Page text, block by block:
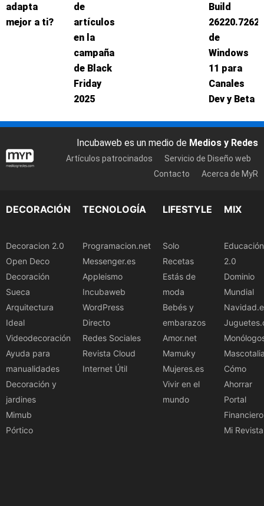
adapta
mejor a ti?
de
artículos
en la
campaña
de Black
Friday
2025
Build
26220.7262
de
Windows
11 para
Canales
Dev y Beta
Incubaweb es un medio de Medios y Redes
Artículos patrocinados
Servicio de Diseño web
Contacto
Acerca de MyR
DECORACIÓN
Decoracion 2.0
Open Deco
Decoración
Sueca
Arquitectura
Ideal
Videodecoración
Ayuda para
manualidades
Decoración y
jardines
Mimub
Pórtico
TECNOLOGÍA
Programacion.net
Messenger.es
Appleismo
Incubaweb
WordPress
Directo
Redes Sociales
Revista Cloud
Internet Útil
LIFESTYLE
Solo
Recetas
Estás de
moda
Bebés y
embarazos
Amor.net
Mamuky
Mujeres.es
Vivir en el
mundo
MIX
Educación
2.0
Dominio
Mundial
Cómo
Ahorrar
Portal
Financiero
Mi Revista